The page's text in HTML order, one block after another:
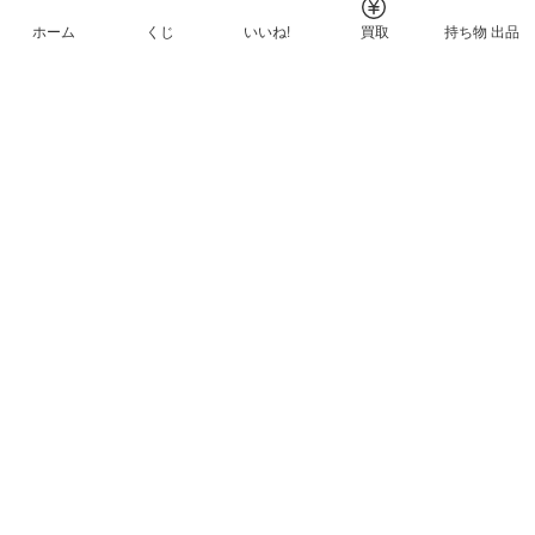
ホーム くじ いいね! 買取 持ち物 出品